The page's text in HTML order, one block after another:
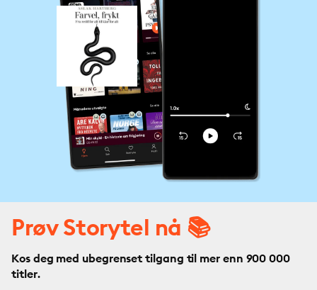
Prøv Storytel nå 📚
Kos deg med ubegrenset tilgang til mer enn 900 000
titler.